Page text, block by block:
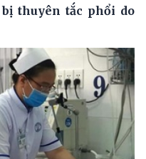
thuyên tắc phổi do